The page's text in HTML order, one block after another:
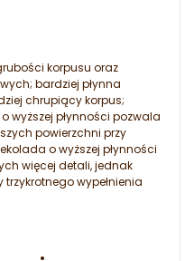
korpusu oraz
bardziej płynna
chrupiący korpus;
wyższej płynności pozwala
powierzchni przy
o wyższej płynności
więcej detali, jednak
wypełnienia